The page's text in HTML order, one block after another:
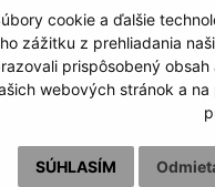
cookie a ďalšie
zážitku z prehliadania
prispôsobený
webových stránok a
SÚHLASÍM